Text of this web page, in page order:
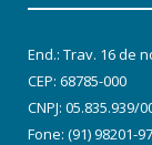
End.: Trav. 16 de
CEP: 68785-000
CNPJ: 05.835.939/
Fone: (91) 98201-